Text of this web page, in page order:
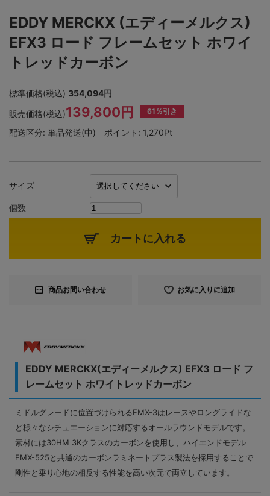
EDDY MERCKX (エディーメルクス)
EFX3 ロード フレームセット ホワイ
トレッドカーボン
標準価格(税込) 354,094円
販売価格(税込)139,800円 61％引き
配送区分: 単品発送(中) ポイント: 1,270Pt
サイズ
個数
カートに入れる
商品お問い合わせ お気に入りに追加
EDDY MERCKX(エディーメルクス) EFX3 ロード フ
レームセット ホワイトレッドカーボン
ミドルグレードに位置づけられるEMX-3はレースやロングライドな
ど様々なシチュエーションに対応するオールラウンドモデルです。
素材には30HM 3Kクラスのカーボンを使用し、ハイエンドモデル
EMX-525と共通のカーボンラミネートプラス製法を採用することで
剛性と乗り心地の相反する性能を高い次元で両立しています。